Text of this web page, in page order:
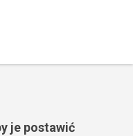
je postawić